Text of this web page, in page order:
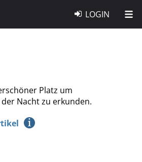
LOGIN
Platz um
Nacht zu erkunden.